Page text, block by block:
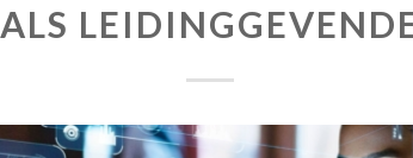
ALS